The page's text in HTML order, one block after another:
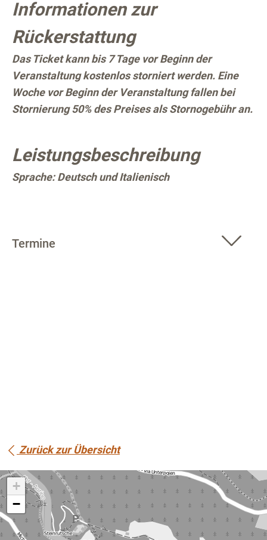
Informationen zur
Rückerstattung
Das Ticket kann bis 7 Tage vor Beginn der
Veranstaltung kostenlos storniert werden. Eine
Woche vor Beginn der Veranstaltung fallen bei
Stornierung 50% des Preises als Stornogebühr an.
Leistungsbeschreibung
Sprache: Deutsch und Italienisch
Termine
Zurück zur Übersicht
+
−